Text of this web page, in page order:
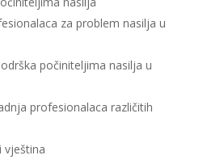
za problem nasilja u
počiniteljima nasilja u
profesionalaca različitih
vještina